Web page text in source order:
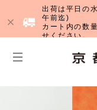
出荷は平日の
午前迄)
カート内の数
せください。